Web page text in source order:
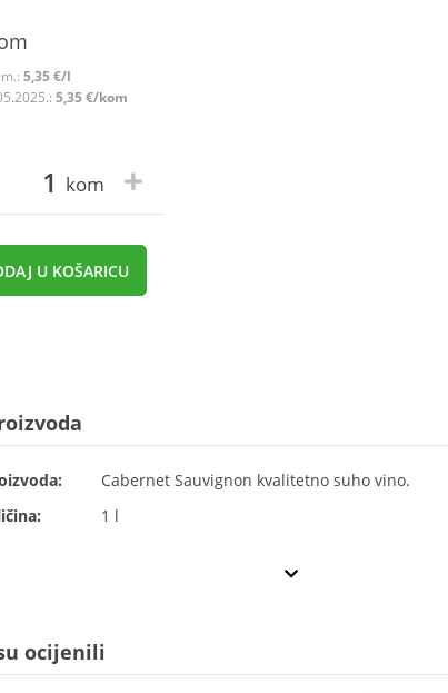
5,35 €/l
5,35 €/kom
kom
U KOŠARICU
Cabernet Sauvignon kvalitetno suho vino.
1 l
ocijenili